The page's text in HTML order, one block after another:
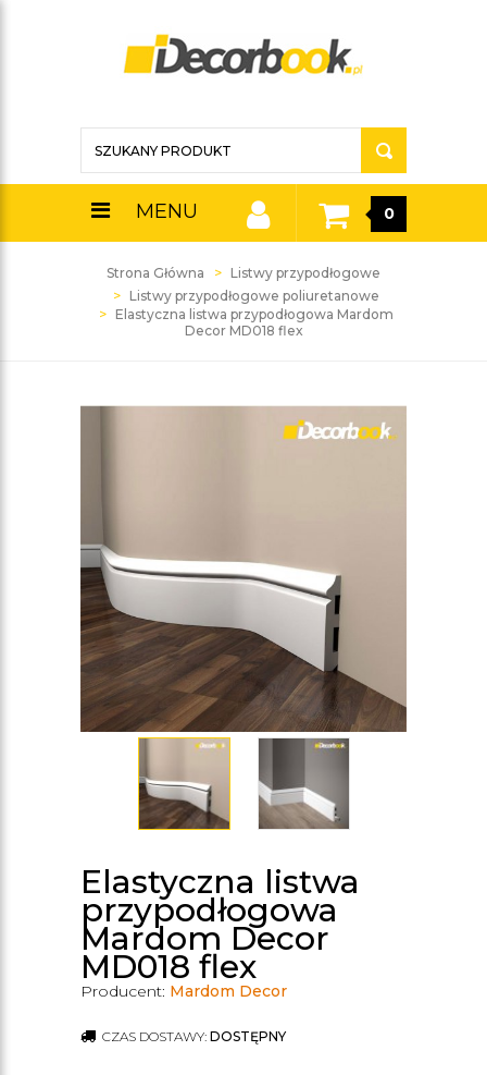
MENU 0
Strona Główna
Listwy przypodłogowe
Listwy przypodłogowe poliuretanowe
Elastyczna listwa przypodłogowa Mardom
Decor MD018 flex
Elastyczna listwa
przypodłogowa
Mardom Decor
MD018 flex
Producent: Mardom Decor
CZAS DOSTAWY: DOSTĘPNY